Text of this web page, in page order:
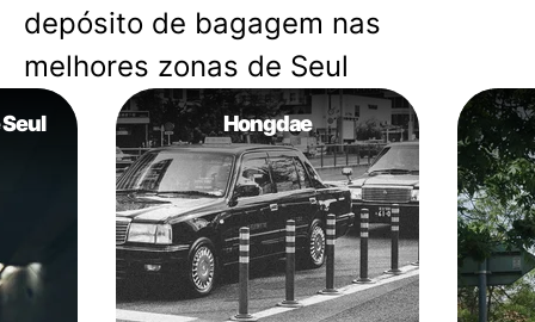
depósito de bagagem nas
melhores zonas de Seul
Hongdae